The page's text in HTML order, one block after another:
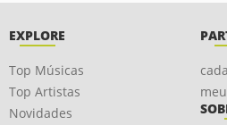
EXPLORE
Top Músicas
Top Artistas
Novidades